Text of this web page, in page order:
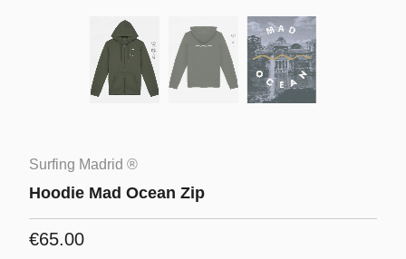
Surfing Madrid ®
Hoodie Mad Ocean Zip
€65.00